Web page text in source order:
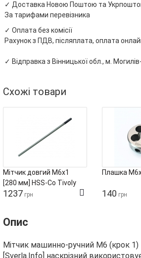
✓ Доставка Новою Поштою та
За тарифами перевізника
✓ Оплата без комісії
Рахунок з ПДВ, післяплата, оплата
✓ Відправка з Вінницької обл., м.
Схожі товари
Мітчик довгий М6х1
[280 мм] HSS-Co Tivoly
1237 грн
Плашка
140 грн
Опис
Мітчик машинно-ручний М6 (крок
[Sverla.Info] наскрізний